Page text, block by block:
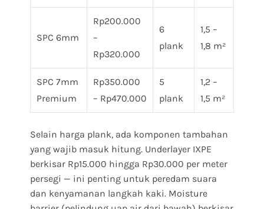
SPC 6mm
Rp200.000
–
Rp320.000
6
plank
1,5 –
1,8 m²
SPC 7mm
Premium
Rp350.000
– Rp470.000
5
plank
1,2 –
1,5 m²
Selain harga plank, ada komponen tambahan
yang wajib masuk hitung. Underlayer IXPE
berkisar Rp15.000 hingga Rp30.000 per meter
persegi — ini penting untuk peredam suara
dan kenyamanan langkah kaki. Moisture